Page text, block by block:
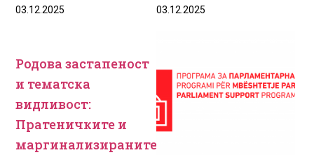
03.12.2025 03.12.2025
Родова застапеност
и тематска
видливост:
Пратеничките и
маргинализираните